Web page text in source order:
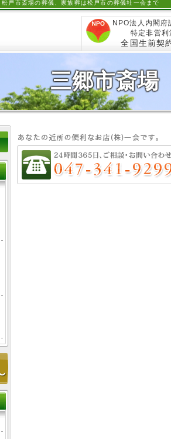
戸市斎場の葬儀、家族葬は松戸市の葬儀社一会まで
NPO法人内閣
特定非営利
全国生前契
三郷市斎